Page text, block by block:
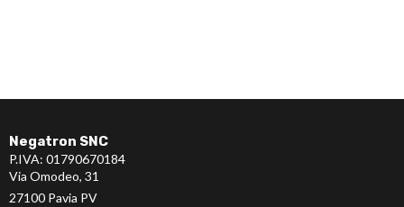
Negatron SNC
P.IVA: 01790670184
Via Omodeo, 31
27100 Pavia PV